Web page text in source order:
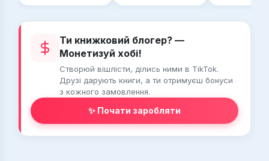
Ти книжковий блогер? —
Монетизуй хобі!
Створюй вішлісти, ділись ними в TikTok.
Друзі дарують книги, а ти отримуєш бонуси
з кожного замовлення.
✨ Почати заробляти